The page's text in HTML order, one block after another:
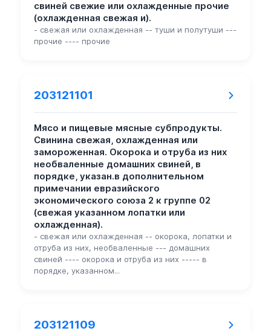
свиней свежие или охлажденные прочие
(охлажденная свежая и).
- свежая или охлажденная -- туши и полутуши ---
прочие ---- прочие
203121101
Мясо и пищевые мясные субпродукты.
Свинина свежая, охлажденная или
замороженная. Окорока и отруба из них
необваленные домашних свиней, в
порядке, указан.в дополнительном
примечании евразийского
экономического союза 2 к группе 02
(свежая указанном лопатки или
охлажденная).
- свежая или охлажденная -- окорока, лопатки и
отруба из них, необваленные --- домашних
свиней ---- окорока и отруба из них ----- в
порядке, указанном...
203121109